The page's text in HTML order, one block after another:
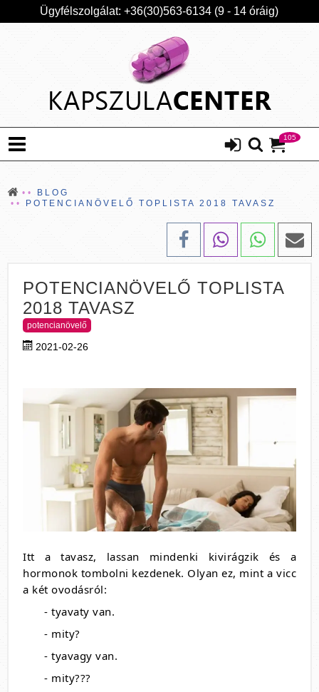
Ügyfélszolgálat: +36(30)563-6134 (9 - 14 óráig)
105
BLOG
POTENCIANÖVELŐ TOPLISTA 2018 TAVASZ
POTENCIANÖVELŐ TOPLISTA
2018 TAVASZ
potencianövelő
2021-02-26
Itt a tavasz, lassan mindenki kivirágzik és a
hormonok tombolni kezdenek. Olyan ez, mint a vicc
a két ovodásról:
- tyavaty van.
- mity?
- tyavagy van.
- mity???